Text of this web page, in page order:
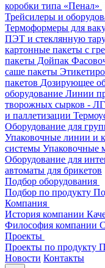
коробки типа «Пенал»
Трейсилеры и
Термоформеры для
ПЭТ и стеклянную
картонные пакеты с
пакеты Дойпак
саше пакеты
пакетов Дозирующее
оборудование Линии
творожных сырков -
и паллетизации
Оборудование для
Упаковочные линии и
системы Упаковочные
Оборудование для
автоматы для брикетов
Подбор оборудования
Подбор по продукту
Компания
История компании
Философия компании
Проекты
Проекты по продукту
Новости Контакты